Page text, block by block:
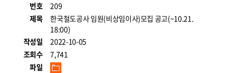
번호
209
제목
한국철도공사 임원(비상임이사)모집 공고(~10.21.
18:00)
작성일
2022-10-05
조회수
7,741
파일